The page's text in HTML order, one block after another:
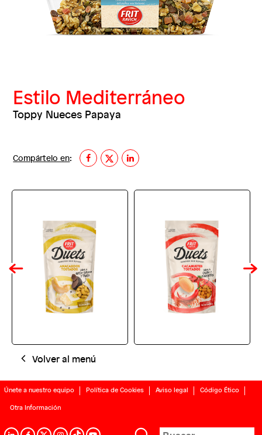
Estilo Mediterráneo
Toppy Nueces Papaya
Compártelo en:
Volver al menú
Únete a nuestro equipo Política de Cookies Aviso legal
Código Ético
Otra Información